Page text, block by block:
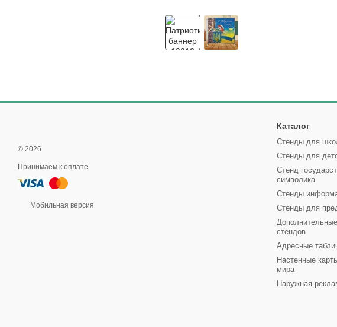
© 2026
Принимаем к оплате
Мобильная версия
Каталог
Стенды для
Стенды для
Стенд
символика
Стенды
Стенды для
стендов
Адресные
Настенные
мира
Наружная